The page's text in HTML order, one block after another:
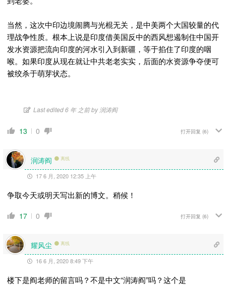
当然，这次中印边境闹腾与光棍无关，是中美两个大国较量的代
理战争性质。根本上说是印度借美国反中的西风想遏制住中国开
发水资源把流向印度的河水引入到新疆，等于掐住了印度的咽
喉。如果印度从现在就让中共老老实实，后面的水资源争夺便可
被绞杀于萌芽状态。
Last edited 6 年 之前 by 润涛阎
13 0 打开回复 (6)
润涛阎 离线
17 6 月, 2020 12:35 上午
争取今天或明天写出新的博文。稍候！
17 0 打开回复 (6)
耀风尘 离线
16 6 月, 2020 8:49 下午
楼下是阎老师的留言吗？不是中文“润涛阎”吗？这个是